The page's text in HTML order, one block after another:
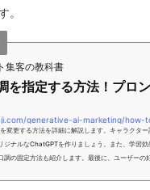
。
集客の教科書
を指定する方法！プロ
変更する方法を詳細に解説します。キャラクタ
ジナルなChatGPTを作りましょう。また、学習
調の固定方法も紹介します。最後に、ユーザーの